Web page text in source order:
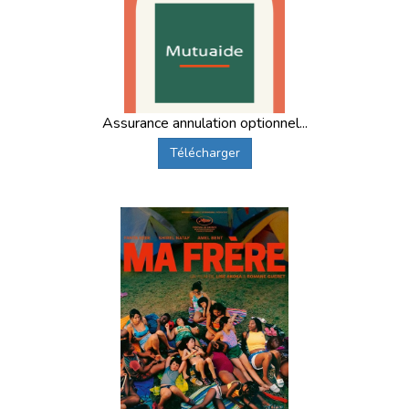
enfants et ados de vivre uneexpérience humaine
Ces séjours favorisent l’apprentissage, la découverte et la
progression personnelle.
Vacances d’hiver – Zone C
colonies de vacances hiver zone C
votre enfant une semaine dedéconnexion totale
le séjour, pour des vacances d’hiver riches en émotions.
Accéder aux colonies de vacances hiver zone C
Pourquoi choisir Supernova Juniors en
Depuis 2004, Supernova Juniors organise des
vacances fiables, sécurisées et pédagogiques
séjours d’hiver bénéficient :
Assurance annulation optionnel...
Télécharger